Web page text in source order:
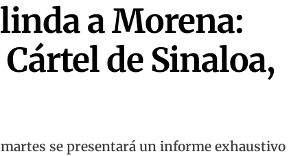
a Morena:
de Sinaloa,
se presentará un informe exhaustivo